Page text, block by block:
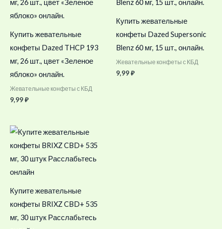
Купить жевательные
конфеты Dazed THCP 193
мг, 26 шт., цвет «Зеленое
яблоко» онлайн.
Жевательные конфеты с КБД
9,99₽
Купить жевательные
конфеты Dazed Supersonic
Blenz 60 мг, 15 шт., онлайн.
Жевательные конфеты с КБД
9,99₽
Купите жевательные
конфеты BRIXZ CBD+ 535
мг, 30 штук Расслабьтесь